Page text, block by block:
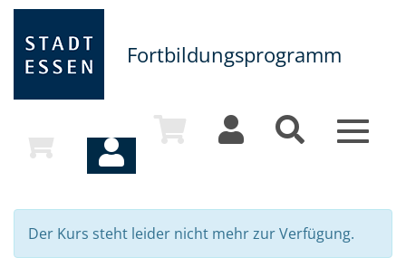
Fortbildungsprogramm
Toggle
Der Kurs steht leider nicht mehr zur Verfügung.